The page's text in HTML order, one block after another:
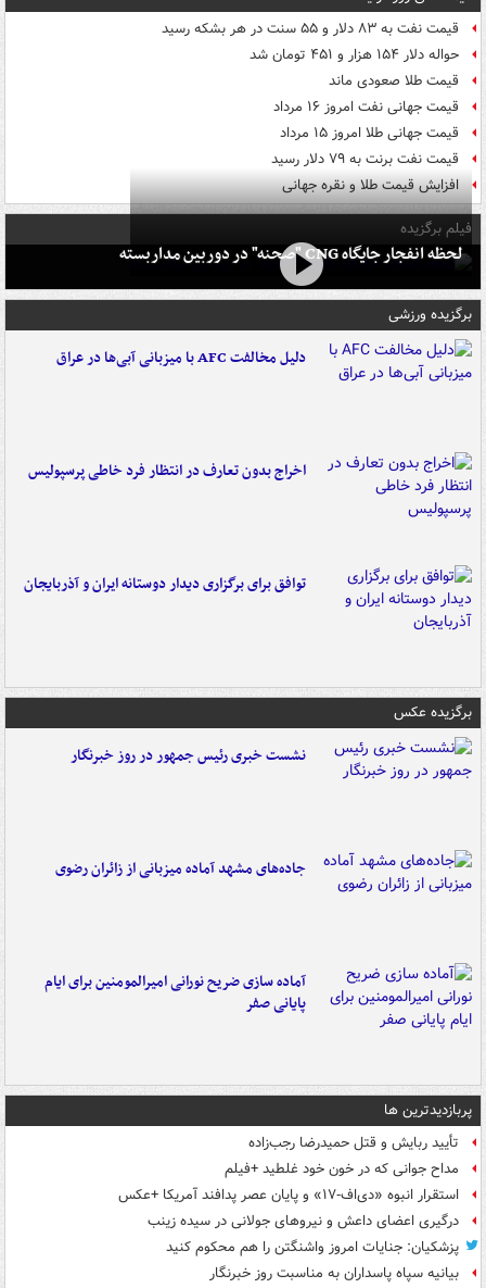
قیمت نفت به ۸۳ دلار و ۵۵ سنت در هر بشکه رسید
حواله دلار ۱۵۴ هزار و ۴۵۱ تومان شد
قیمت طلا صعودی ماند
قیمت جهانی نفت امروز ۱۶ مرداد
قیمت جهانی طلا امروز ۱۵ مرداد
قیمت نفت برنت به ۷۹ دلار رسید
افزایش قیمت طلا و نقره جهانی
فیلم برگزیده
لحظه انفجار جایگاه CNG "صحنه" در دوربین مداربسته
برگزیده ورزشی
دلیل مخالفت AFC با میزبانی آبی‌ها در عراق
اخراج بدون تعارف در انتظار فرد خاطی پرسپولیس
توافق برای برگزاری دیدار دوستانه ایران و آذربایجان
برگزیده عکس
نشست خبری رئیس جمهور در روز خبرنگار
جاده‌های مشهد آماده میزبانی از زائران رضوی
آماده سازی ضریح نورانی امیرالمومنین برای ایام
پایانی صفر
پربازدیدترین ها
تأیید ربایش و قتل حمیدرضا رجب‌زاده
مداح جوانی که در خون خود غلطید +فیلم
استقرار انبوه «دی‌اف‑۱۷» و پایان عصر پدافند آمریکا +عکس
درگیری اعضای داعش و نیروهای جولانی در سیده زینب
پزشکیان: جنایات امروز واشنگتن را هم محکوم کنید
بیانیه سپاه پاسداران به مناسبت روز خبرنگار